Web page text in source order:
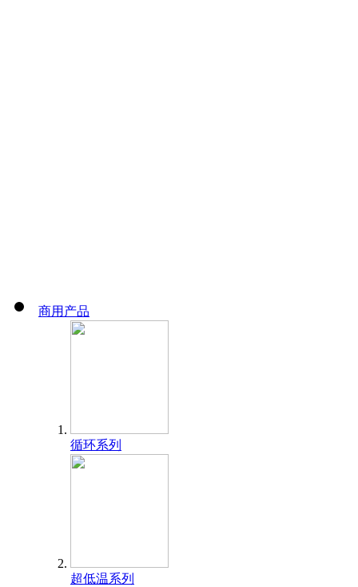
商用产品
循环系列
超低温系列